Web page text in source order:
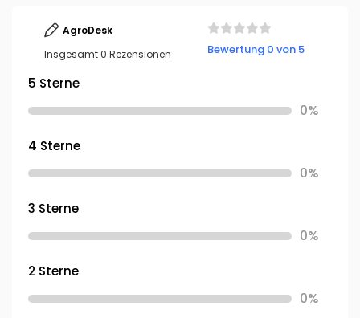
AgroDesk
Insgesamt 0 Rezensionen
Bewertung 0 von 5
5 Sterne
0%
4 Sterne
0%
3 Sterne
0%
2 Sterne
0%